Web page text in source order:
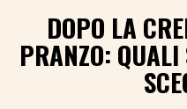
DOPO LA
PRANZO: